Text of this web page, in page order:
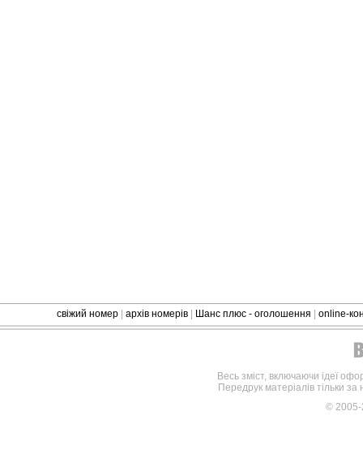
свіжий номер архів номерів Шанс плюс - оголошення online-
Весь зміст, включаючи ідеї
Передрук матеріалів тільки
©